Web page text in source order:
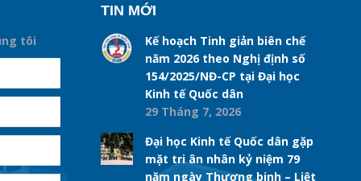
tôi
TIN MỚI
Kế hoạch Tinh giản biên chế
năm 2026 theo Nghị định số
154/2025/NĐ-CP tại Đại học
Kinh tế Quốc dân
29 Tháng 7, 2026
Đại học Kinh tế Quốc dân gặp
mặt tri ân nhân kỷ niệm 79
năm ngày Thương binh – Liệt